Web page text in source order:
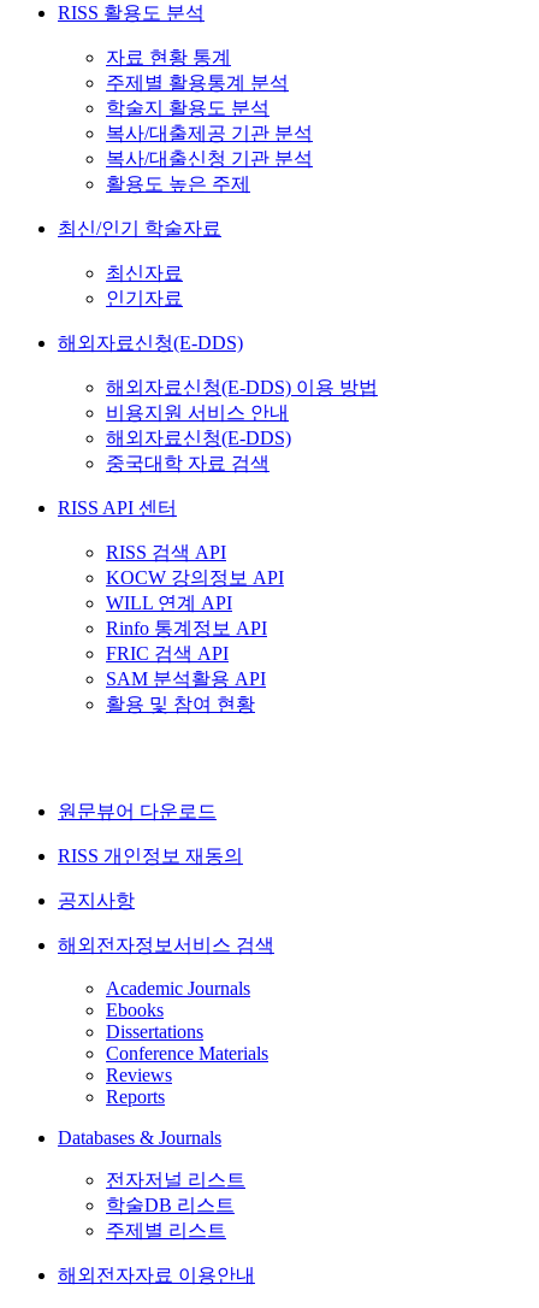
RISS 활용도 분석
자료 현황 통계
주제별 활용통계 분석
학술지 활용도 분석
복사/대출제공 기관 분석
복사/대출신청 기관 분석
활용도 높은 주제
최신/인기 학술자료
최신자료
인기자료
해외자료신청(E-DDS)
해외자료신청(E-DDS) 이용 방법
비용지원 서비스 안내
해외자료신청(E-DDS)
중국대학 자료 검색
RISS API 센터
RISS 검색 API
KOCW 강의정보 API
WILL 연계 API
Rinfo 통계정보 API
FRIC 검색 API
SAM 분석활용 API
활용 및 참여 현황
원문뷰어 다운로드
RISS 개인정보 재동의
공지사항
해외전자정보서비스 검색
Academic Journals
Ebooks
Dissertations
Conference Materials
Reviews
Reports
Databases & Journals
전자저널 리스트
학술DB 리스트
주제별 리스트
해외전자자료 이용안내